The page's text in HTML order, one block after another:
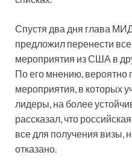
Спустя два дня глава
предложил перенести
мероприятия из США в
По его мнению,
мероприятия, в которых
лидеры, на более
рассказал, что
все для получения визы,
отказано.